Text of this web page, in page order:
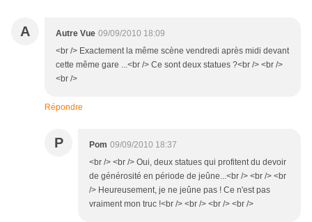
A Autre Vue 09/09/2010 18:09
<br /> Exactement la même scène vendredi après midi devant
cette même gare ...<br /> Ce sont deux statues ?<br /> <br />
<br />
Répondre
P Pom 09/09/2010 18:37
<br /> <br /> Oui, deux statues qui profitent du devoir
de générosité en période de jeûne...<br /> <br /> <br
/> Heureusement, je ne jeûne pas ! Ce n'est pas
vraiment mon truc !<br /> <br /> <br /> <br />